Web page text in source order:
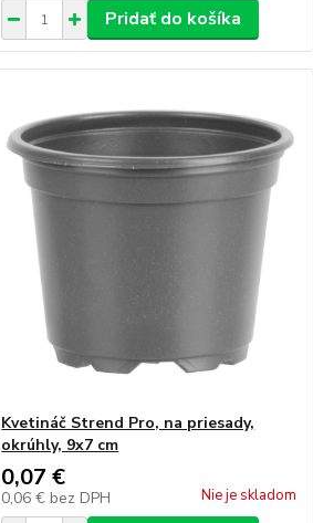
Pridať do košíka
Kvetináč Strend Pro, na priesady,
okrúhly, 9x7 cm
0,07 €
0,06 € bez DPH Nie je skladom